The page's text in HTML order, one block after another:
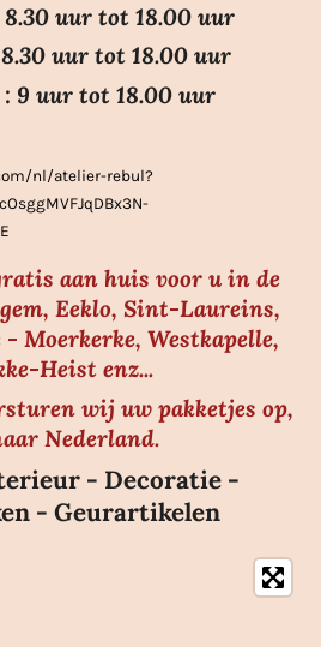
8.30 uur tot 18.00 uur
uur tot 18.00 uur
9 uur tot 18.00 uur
nl/atelier-rebul?
aan huis voor u in de
Eeklo, Sint-Laureins,
- Moerkerke, Westkapelle,
Heist enz...
wij uw pakketjes op,
Nederland.
- Decoratie -
- Geurartikelen